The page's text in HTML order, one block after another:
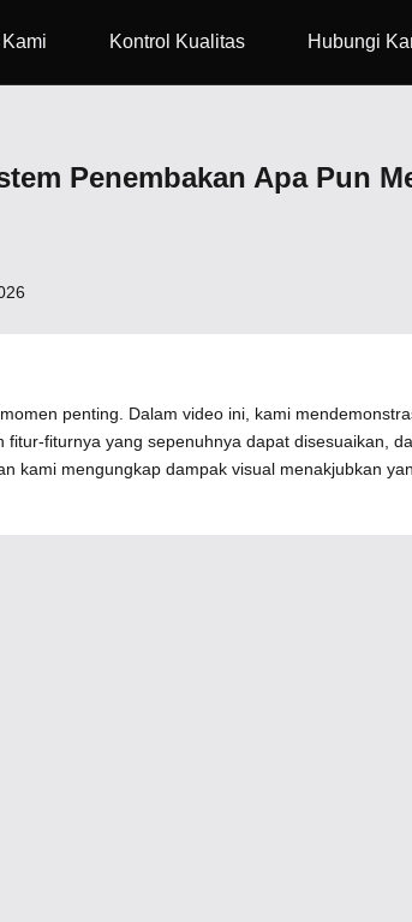
Kontrol Kualitas Hubungi
Penembakan Apa Pun
penting. Dalam video ini, kami
fiturnya yang sepenuhnya dapat disesuaikan,
kami mengungkap dampak visual menakjubkan